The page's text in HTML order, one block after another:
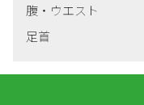
腹・ウエスト
足首